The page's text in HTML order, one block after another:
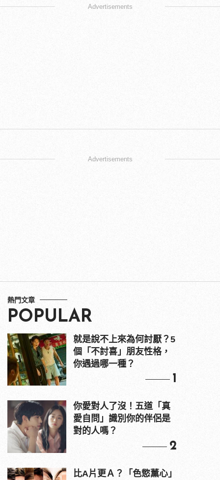
Advertisements
Advertisements
熱門文章
POPULAR
就是說不上來為何討厭？5
個「不討喜」朋友性格，
你遇過哪一種？
1
你愛對人了沒！五道「真
愛自問」識別你的伴侶是
對的人嗎？
2
比A片更Ａ？「色慾薰心」